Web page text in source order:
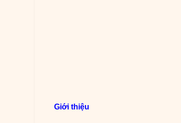
Giới thiệu